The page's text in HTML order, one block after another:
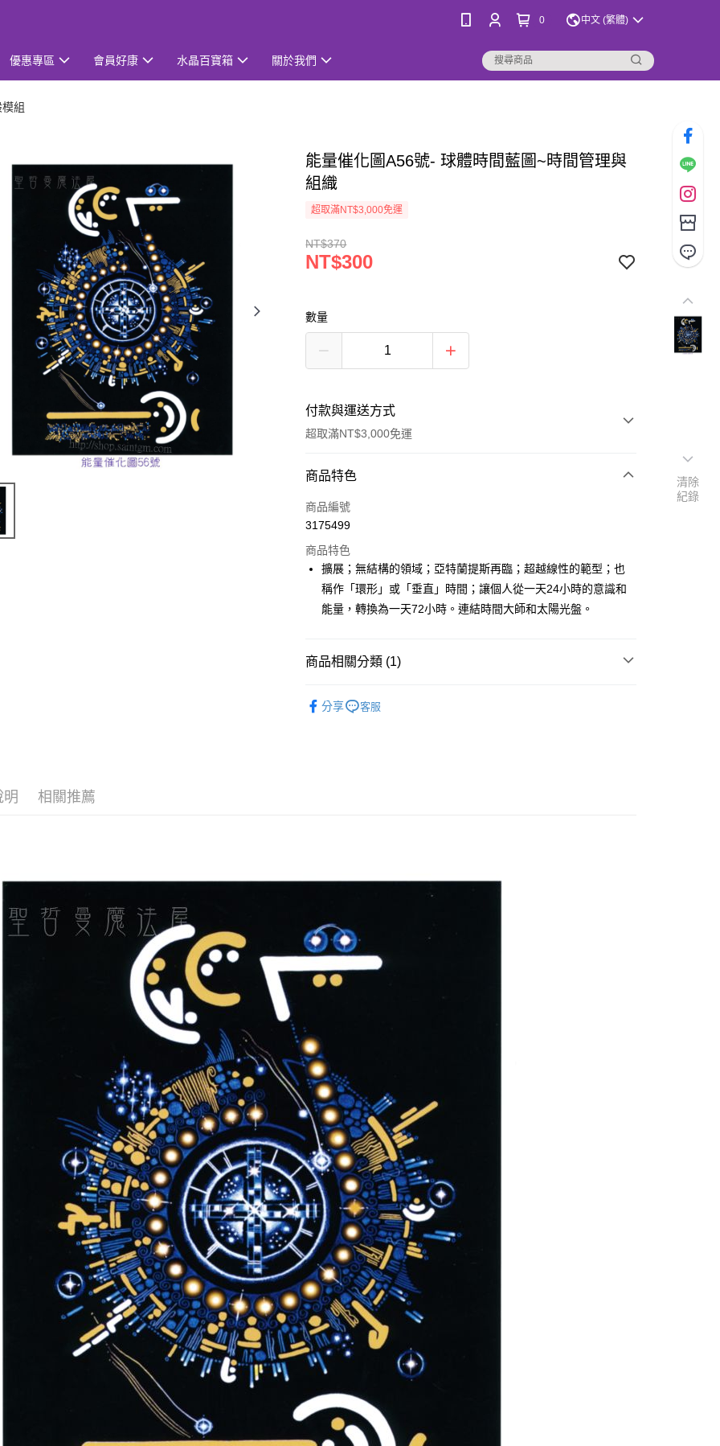
0 中文 (繁體)
優惠專區 會員好康 水晶百寶箱 關於我們
組
能量催化圖A56號- 球體時間藍圖~時間管理與
組織
超取滿NT$3,000免運
NT$370
NT$300
數量
付款與運送方式
超取滿NT$3,000免運
付款方式
信用卡一次付款
LINE Pay
Apple Pay
悠遊付
每筆NT$80，滿NT$3,000(含以上)免運費
付款後門市自取
免運費
商品特色
商品編號
3175499
商品特色
擴展；無結構的領域；亞特蘭提斯再臨；超越線性的範型；也
稱作「環形」或「垂直」時間；讓個人從一天24小時的意識和
能量，轉換為一天72小時。連結時間大師和太陽光盤。
商品相關分類 (1)
分享
客服
明 相關推薦
清除
紀錄